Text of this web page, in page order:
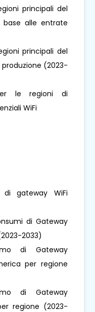
principali del
base alle entrate
principali del
produzione (2023-
le regioni di
WiFi
gateway WiFi
di Gateway
2033)
di Gateway
per regione
di Gateway
regione (2023-